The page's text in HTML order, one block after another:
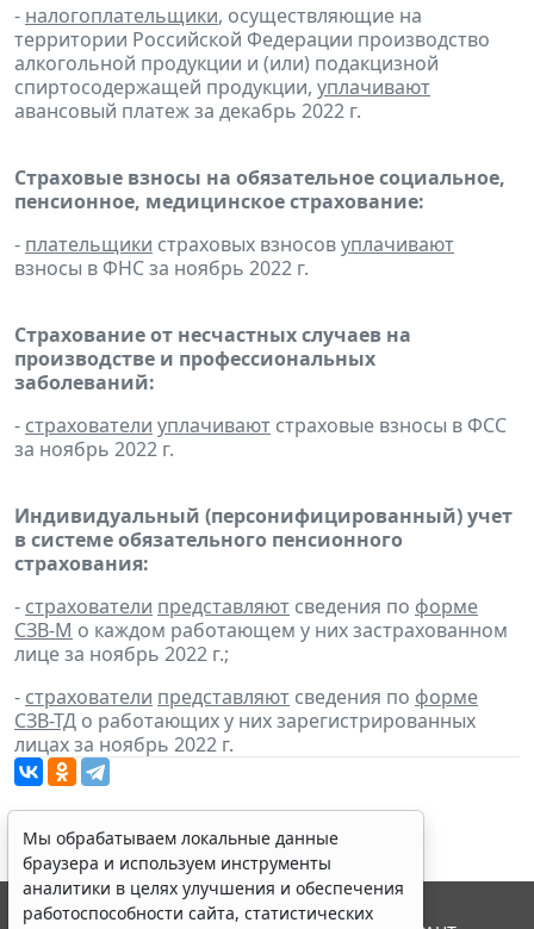
- налогоплательщики, осуществляющие на
территории Российской Федерации производство
алкогольной продукции и (или) подакцизной
спиртосодержащей продукции, уплачивают
авансовый платеж за декабрь 2022 г.
Страховые взносы на обязательное социальное,
пенсионное, медицинское страхование:
- плательщики страховых взносовуплачивают
взносы в ФНС за ноябрь 2022 г.
Страхование от несчастных случаев на
производстве и профессиональных
заболеваний:
- страхователи уплачивают страховые взносы в ФСС
за ноябрь 2022 г.
Индивидуальный (персонифицированный) учет
в системе обязательного пенсионного
страхования:
- страхователи представляют сведения по форме
СЗВ-М о каждом работающем у них застрахованном
лице за ноябрь 2022 г.;
- страхователи представляют сведения по форме
СЗВ-ТД о работающих у них зарегистрированных
лицах за ноябрь 2022 г.
Мы обрабатываем локальные данные
браузера и используем инструменты
аналитики в целях улучшения и обеспечения
работоспособности сайта, статистических